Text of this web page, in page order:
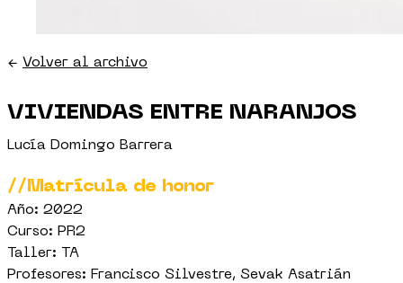
← Volver al archivo
VIVIENDAS ENTRE NARANJOS
Lucía Domingo Barrera
//Matrícula de honor
Año: 2022
Curso: PR2
Taller: TA
Profesores: Francisco Silvestre, Sevak Asatrián